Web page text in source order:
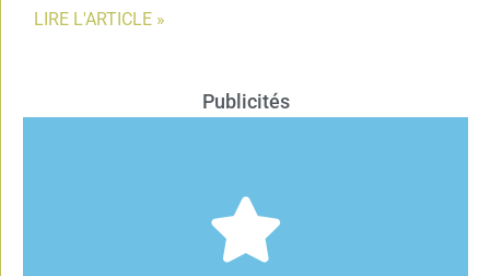
LIRE L'ARTICLE »
Publicités
publicitaire et annoncer sur notre site.
Cliquez ici